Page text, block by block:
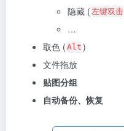
隐藏 ( 左键双击
…
取色 ( Alt )
文件拖放
贴图分组
自动备份、恢复